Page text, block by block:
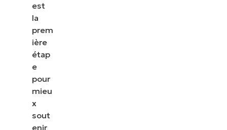
est
la
prem
ière
étap
e
pour
mieu
x
sout
enir